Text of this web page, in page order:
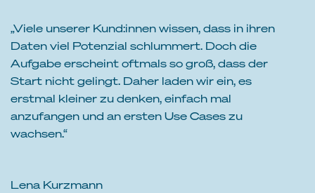
„Viele unserer Kund:innen wissen, dass in ihren
Daten viel Potenzial schlummert. Doch die
Aufgabe erscheint oftmals so groß, dass der
Start nicht gelingt. Daher laden wir ein, es
erstmal kleiner zu denken, einfach mal
anzufangen und an ersten Use Cases zu
wachsen.“
Lena Kurzmann